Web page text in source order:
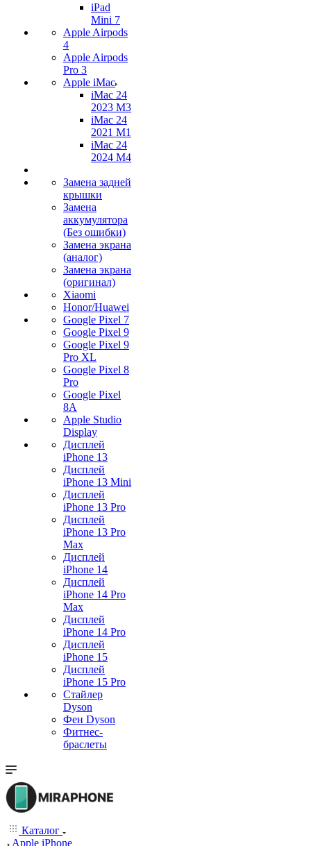
iPad
Mini 7
Apple Airpods
4
Apple Airpods
Pro 3
Apple iMac
iMac 24
2023 M3
iMac 24
2021 M1
iMac 24
2024 M4
Замена задней
крышки
Замена
аккумулятора
(Без ошибки)
Замена экрана
(аналог)
Замена экрана
(оригинал)
Xiaomi
Honor/Huawei
Google Pixel 7
Google Pixel 9
Google Pixel 9
Pro XL
Google Pixel 8
Pro
Google Pixel
8A
Apple Studio
Display
Дисплей
iPhone 13
Дисплей
iPhone 13 Mini
Дисплей
iPhone 13 Pro
Дисплей
iPhone 13 Pro
Max
Дисплей
iPhone 14
Дисплей
iPhone 14 Pro
Max
Дисплей
iPhone 14 Pro
Дисплей
iPhone 15
Дисплей
iPhone 15 Pro
Стайлер
Dyson
Фен Dyson
Фитнес-
браслеты
Каталог
Apple iPhone